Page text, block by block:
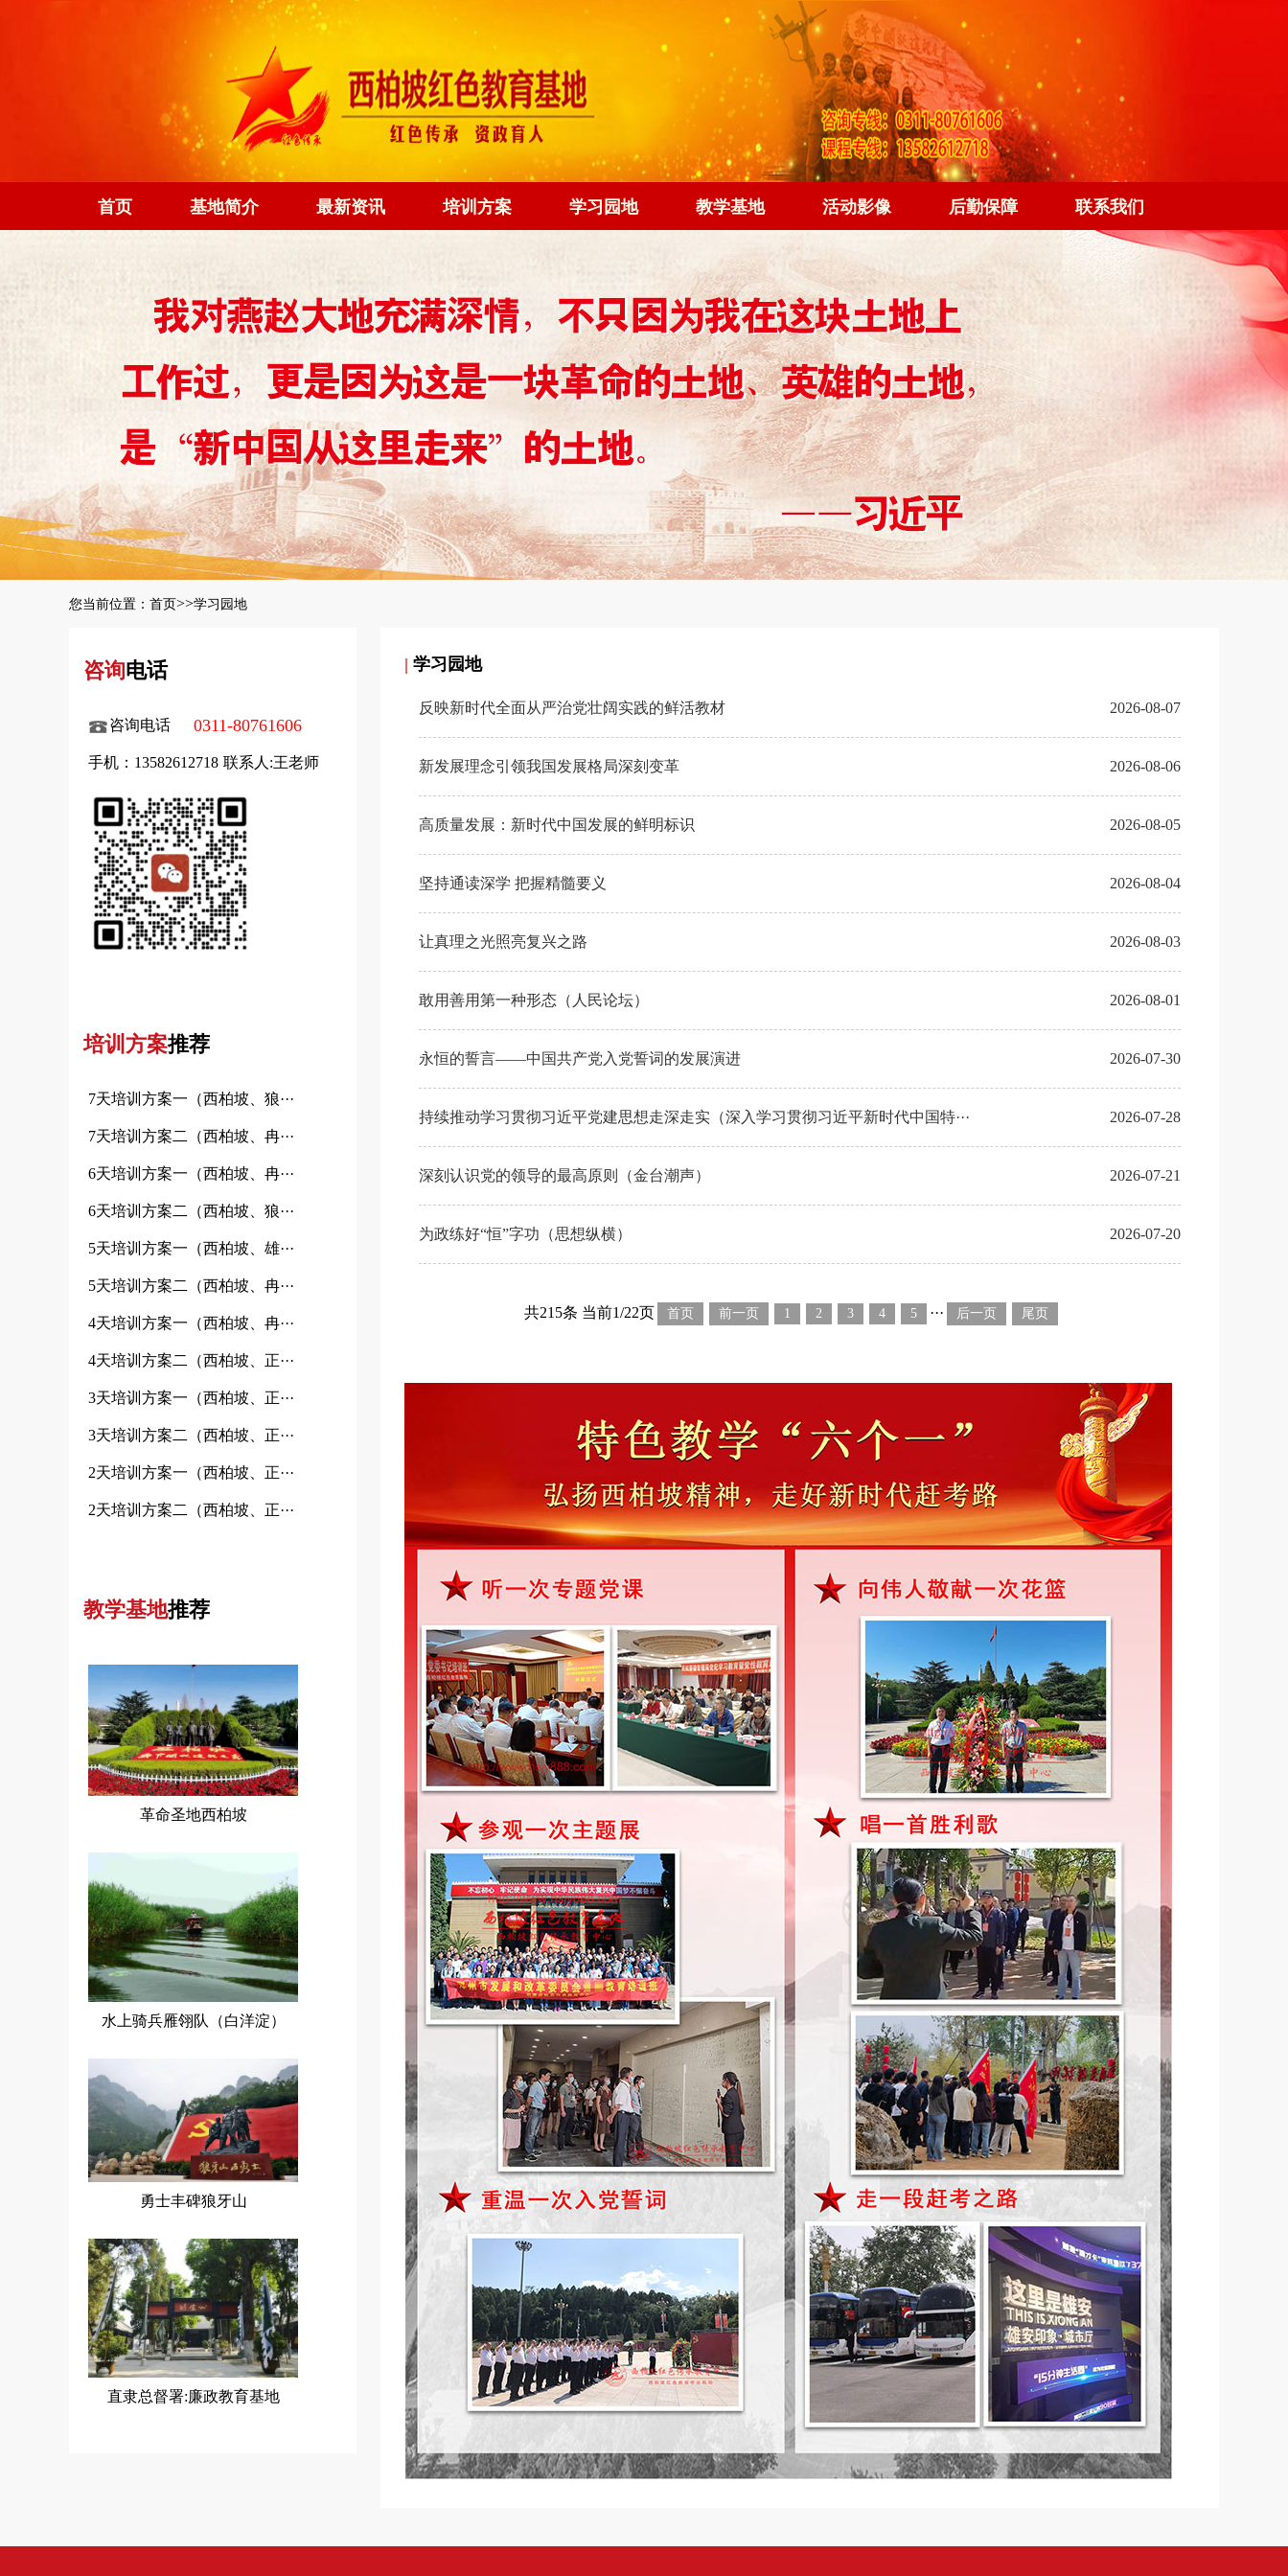
首页 基地简介 最新资讯 培训方案 学习园地 教学基地 活动影像 后勤保障 联系我们
您当前位置： 首页>>学习园地
咨询电话
咨询电话 0311-80761606
手机：13582612718 联系人:王老师
培训方案推荐
7天培训方案一（西柏坡、狼···
7天培训方案二（西柏坡、冉···
6天培训方案一（西柏坡、冉···
6天培训方案二（西柏坡、狼···
5天培训方案一（西柏坡、雄···
5天培训方案二（西柏坡、冉···
4天培训方案一（西柏坡、冉···
4天培训方案二（西柏坡、正···
3天培训方案一（西柏坡、正···
3天培训方案二（西柏坡、正···
2天培训方案一（西柏坡、正···
2天培训方案二（西柏坡、正···
教学基地推荐
革命圣地西柏坡
水上骑兵雁翎队（白洋淀）
勇士丰碑狼牙山
直隶总督署:廉政教育基地
| 学习园地
反映新时代全面从严治党壮阔实践的鲜活教材 2026-08-07
新发展理念引领我国发展格局深刻变革 2026-08-06
高质量发展：新时代中国发展的鲜明标识 2026-08-05
坚持通读深学 把握精髓要义 2026-08-04
让真理之光照亮复兴之路 2026-08-03
敢用善用第一种形态（人民论坛） 2026-08-01
永恒的誓言——中国共产党入党誓词的发展演进 2026-07-30
持续推动学习贯彻习近平党建思想走深走实（深入学习贯彻习近平新时代中国特··· 2026-07-28
深刻认识党的领导的最高原则（金台潮声） 2026-07-21
为政练好“恒”字功（思想纵横） 2026-07-20
共215条 当前1/22页 首页 前一页 1 2 3 4 5 ··· 后一页 尾页